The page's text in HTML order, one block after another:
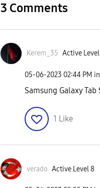
3 Comments
Kerem_35 Active
‎05-06-2023 02:44 PM in
Samsung Galaxy Tab
1 Like
verado Active Level 8